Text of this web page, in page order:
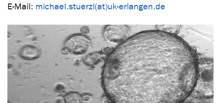
E-Mail: michael.stuerzl(at)uk-erlangen.de